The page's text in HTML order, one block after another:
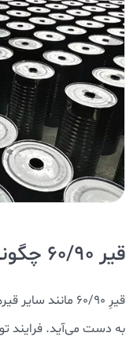
قیر 60/90 چگونه تولید می شود؟
قیرِ 60/90 مانند سایر قیرها از
به دست می‌آید. فرایند